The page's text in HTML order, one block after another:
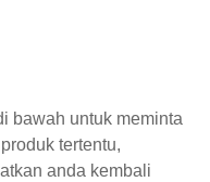
bawah untuk meminta
tertentu,
anda kembali